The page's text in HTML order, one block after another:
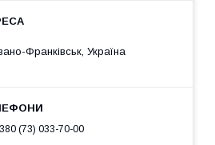
Франківськ, Україна
(73) 033-70-00